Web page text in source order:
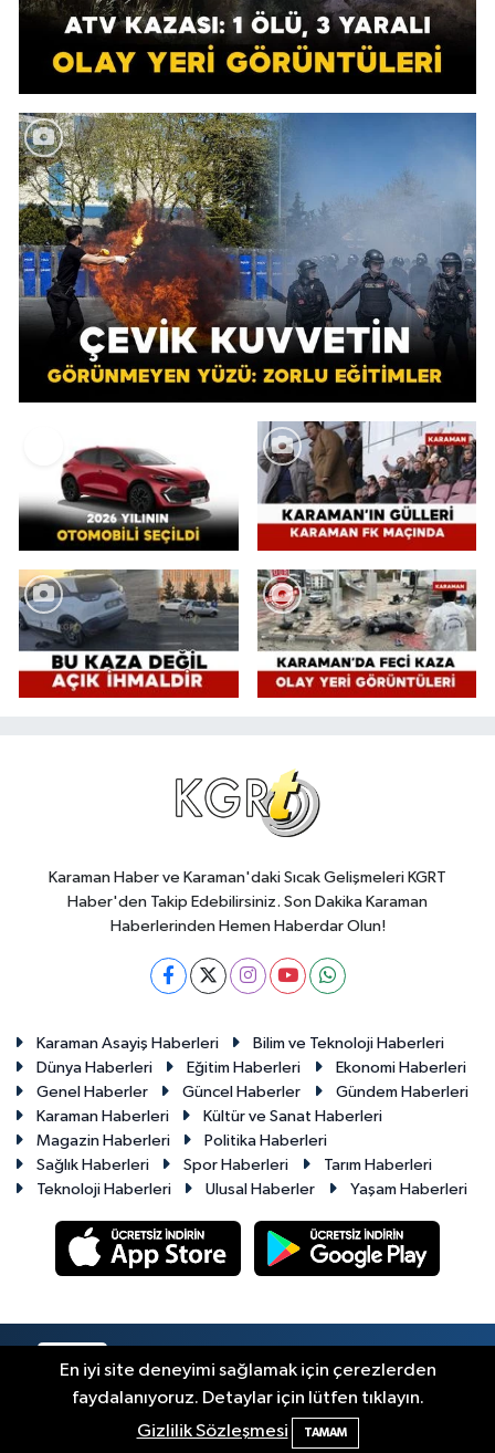
Karaman Haber ve Karaman'daki Sıcak Gelişmeleri KGRT
Haber'den Takip Edebilirsiniz. Son Dakika Karaman
Haberlerinden Hemen Haberdar Olun!
Karaman Asayiş Haberleri
Bilim ve Teknoloji Haberleri
Dünya Haberleri
Eğitim Haberleri
Ekonomi Haberleri
Genel Haberler
Güncel Haberler
Gündem Haberleri
Karaman Haberleri
Kültür ve Sanat Haberleri
Magazin Haberleri
Politika Haberleri
Sağlık Haberleri
Spor Haberleri
Tarım Haberleri
Teknoloji Haberleri
Ulusal Haberler Yaşam Haberleri
Haber Yazılımı:TE Bilişim
En iyi site deneyimi sağlamak için çerezlerden
faydalanıyoruz. Detaylar için lütfen tıklayın.
Gizlilik Sözleşmesi
TAMAM